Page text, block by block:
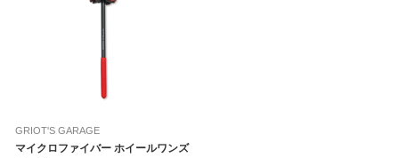
GRIOT'S GARAGE
マイクロファイバー ホイールワンズ